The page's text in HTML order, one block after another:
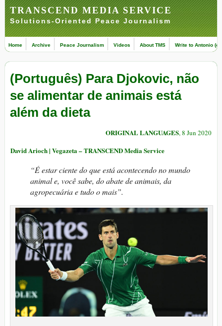
TRANSCEND MEDIA SERVICE
Solutions-Oriented Peace Journalism
Home Archive Peace Journalism Videos About TMS Write to Antonio
(Português) Para Djokovic, não
se alimentar de animais está
além da dieta
ORIGINAL LANGUAGES, 8 Jun 2020
David Arioch | Vegazeta – TRANSCEND Media Service
“É estar ciente do que está acontecendo no mundo
animal e, você sabe, do abate de animais, da
agropecuária e tudo o mais”.